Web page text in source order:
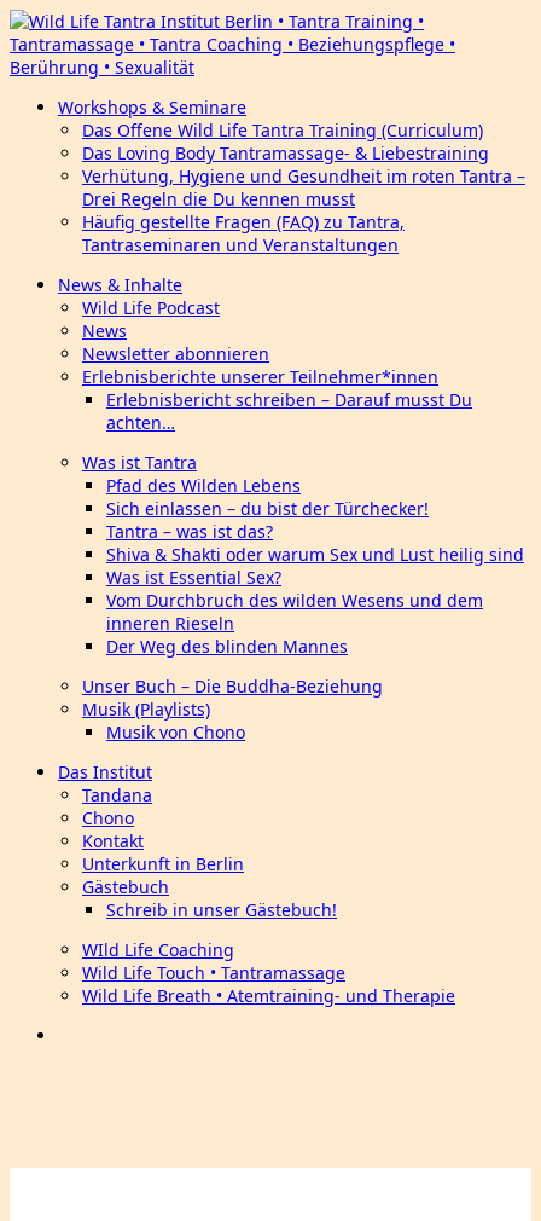
Workshops & Seminare
Das Offene Wild Life Tantra Training (Curriculum)
Das Loving Body Tantramassage- & Liebestraining
Verhütung, Hygiene und Gesundheit im roten Tantra –
Drei Regeln die Du kennen musst
Häufig gestellte Fragen (FAQ) zu Tantra,
Tantraseminaren und Veranstaltungen
News & Inhalte
Wild Life Podcast
News
Newsletter abonnieren
Erlebnisberichte unserer Teilnehmer*innen
Erlebnisbericht schreiben – Darauf musst Du
achten…
Was ist Tantra
Pfad des Wilden Lebens
Sich einlassen – du bist der Türchecker!
Tantra – was ist das?
Shiva & Shakti oder warum Sex und Lust heilig sind
Was ist Essential Sex?
Vom Durchbruch des wilden Wesens und dem
inneren Rieseln
Der Weg des blinden Mannes
Unser Buch – Die Buddha-Beziehung
Musik (Playlists)
Musik von Chono
Das Institut
Tandana
Chono
Kontakt
Unterkunft in Berlin
Gästebuch
Schreib in unser Gästebuch!
WIld Life Coaching
Wild Life Touch • Tantramassage
Wild Life Breath • Atemtraining- und Therapie